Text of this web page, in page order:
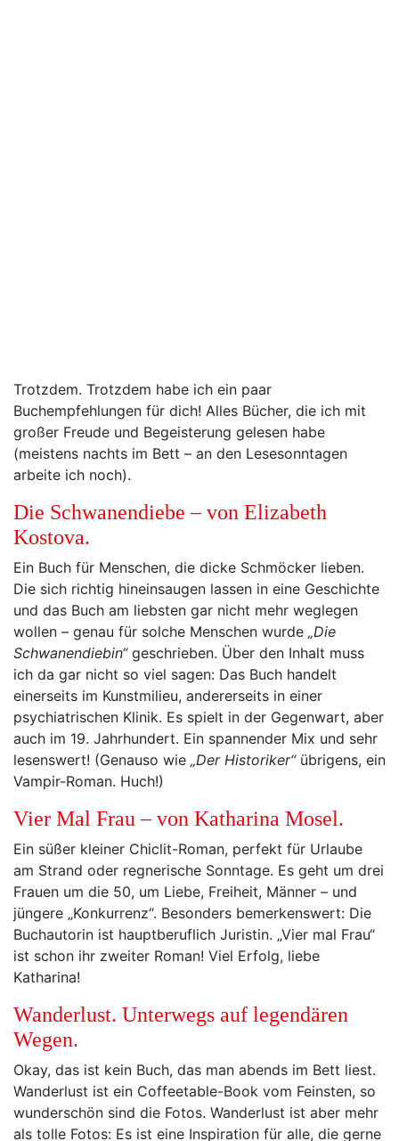
Trotzdem. Trotzdem habe ich ein paar
Buchempfehlungen für dich! Alles Bücher, die ich mit
großer Freude und Begeisterung gelesen habe
(meistens nachts im Bett – an den Lesesonntagen
arbeite ich noch).
Die Schwanendiebe – von Elizabeth
Kostova.
Ein Buch für Menschen, die dicke Schmöcker lieben.
Die sich richtig hineinsaugen lassen in eine Geschichte
und das Buch am liebsten gar nicht mehr weglegen
wollen – genau für solche Menschen wurde „Die
Schwanendiebin“geschrieben. Über den Inhalt muss
ich da gar nicht so viel sagen: Das Buch handelt
einerseits im Kunstmilieu, andererseits in einer
psychiatrischen Klinik. Es spielt in der Gegenwart, aber
auch im 19. Jahrhundert. Ein spannender Mix und sehr
lesenswert! (Genauso wie „Der Historiker“übrigens, ein
Vampir-Roman. Huch!)
Vier Mal Frau – von Katharina Mosel.
Ein süßer kleiner Chiclit-Roman, perfekt für Urlaube
am Strand oder regnerische Sonntage. Es geht um drei
Frauen um die 50, um Liebe, Freiheit, Männer – und
jüngere „Konkurrenz“. Besonders bemerkenswert: Die
Buchautorin ist hauptberuflich Juristin. „Vier mal Frau“
ist schon ihr zweiter Roman! Viel Erfolg, liebe
Katharina!
Wanderlust. Unterwegs auf legendären
Wegen.
Okay, das ist kein Buch, das man abends im Bett liest.
Wanderlust ist ein Coffeetable-Book vom Feinsten, so
wunderschön sind die Fotos. Wanderlust ist aber mehr
als tolle Fotos: Es ist eine Inspiration für alle, die gerne